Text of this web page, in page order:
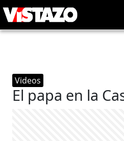
Videos
El papa en la